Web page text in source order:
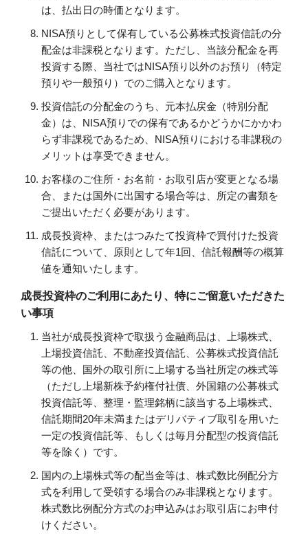
は、払出日の時価となります。
NISA預りとして保有している公募株式投資信託の分
配金は非課税となります。ただし、当該分配金を再
投資する際、当社ではNISA預り以外のお預り（特定
預りや一般預り）でのご購入となります。
投資信託の分配金のうち、元本払戻金（特別分配
金）は、NISA預りでの保有であるかどうかにかかわ
らず非課税であるため、NISA預りにおける非課税の
メリットは享受できません。
お客様のご住所・お名前・お取引店が変更となる場
合、または国外に出国する場合等は、所定の書類を
ご提出いただく必要があります。
成長投資枠、またはつみたて投資枠で買付けた投資
信託について、原則として年1回、信託報酬等の概算
値を通知いたします。
成長投資枠のご利用にあたり、特にご留意いただきた
い事項
当社が成長投資枠で取扱う金融商品は、上場株式、
上場投資信託、不動産投資信託、公募株式投資信託
等の他、国外の取引所に上場する当社所定の株式等
（ただし上場新株予約権付社債、外国籍の公募株式
投資信託等、整理・監理銘柄に該当する上場株式、
信託期間20年未満またはデリバティブ取引を用いた
一定の投資信託等、もしくは毎月分配型の投資信託
等を除く）です。
国内の上場株式等の配当金等は、株式数比例配分方
式を利用して受領する場合のみ非課税となります。
株式数比例配分方式のお申込みはお取引店にお申付
けください。